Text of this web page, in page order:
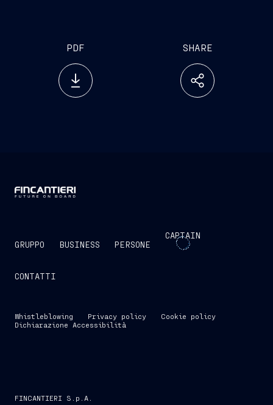
PDF SHARE
GRUPPO BUSINESS PERSONE
CAPTAIN
CONTATTI
Whistleblowing Privacy policy
Cookie policy
Dichiarazione Accessibilità
FINCANTIERI S.p.A.